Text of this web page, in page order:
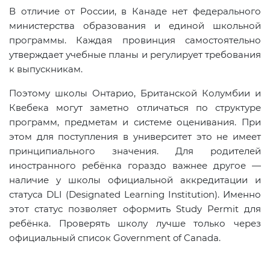
В отличие от России, в Канаде нет федерального
министерства образования и единой школьной
программы. Каждая провинция самостоятельно
утверждает учебные планы и регулирует требования
к выпускникам.
Поэтому школы Онтарио, Британской Колумбии и
Квебека могут заметно отличаться по структуре
программ, предметам и системе оценивания. При
этом для поступления в университет это не имеет
принципиального значения. Для родителей
иностранного ребёнка гораздо важнее другое —
наличие у школы официальной аккредитации и
статуса DLI (Designated Learning Institution). Именно
этот статус позволяет оформить Study Permit для
ребёнка. Проверять школу лучше только через
официальный список Government of Canada.